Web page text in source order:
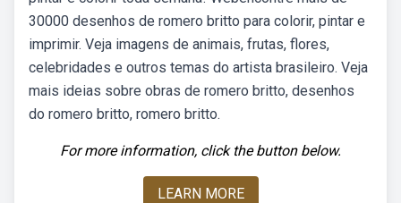
30000 desenhos de romero britto para colorir, pintar e
imprimir. Veja imagens de animais, frutas, flores,
celebridades e outros temas do artista brasileiro. Veja
mais ideias sobre obras de romero britto, desenhos
do romero britto, romero britto.
For more information, click the button below.
LEARN MORE